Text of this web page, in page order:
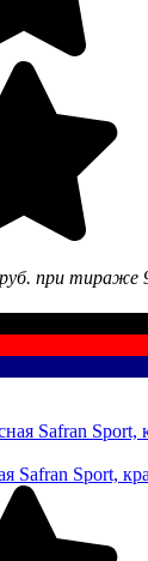
при тираже
Safran Sport,